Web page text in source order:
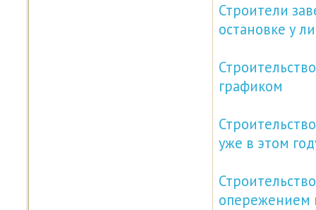
Строители
остановке у
графиком
уже в этом
опережением